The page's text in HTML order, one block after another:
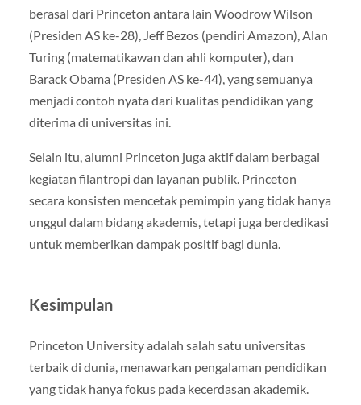
berasal dari Princeton antara lain Woodrow Wilson
(Presiden AS ke-28), Jeff Bezos (pendiri Amazon), Alan
Turing (matematikawan dan ahli komputer), dan
Barack Obama (Presiden AS ke-44), yang semuanya
menjadi contoh nyata dari kualitas pendidikan yang
diterima di universitas ini.
Selain itu, alumni Princeton juga aktif dalam berbagai
kegiatan filantropi dan layanan publik. Princeton
secara konsisten mencetak pemimpin yang tidak hanya
unggul dalam bidang akademis, tetapi juga berdedikasi
untuk memberikan dampak positif bagi dunia.
Kesimpulan
Princeton University adalah salah satu universitas
terbaik di dunia, menawarkan pengalaman pendidikan
yang tidak hanya fokus pada kecerdasan akademik.